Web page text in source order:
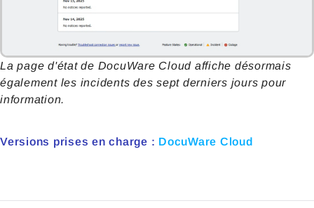
La page d'état de DocuWare Cloud affiche désormais
également les incidents des sept derniers jours pour
information.
Versions prises en charge : DocuWare Cloud